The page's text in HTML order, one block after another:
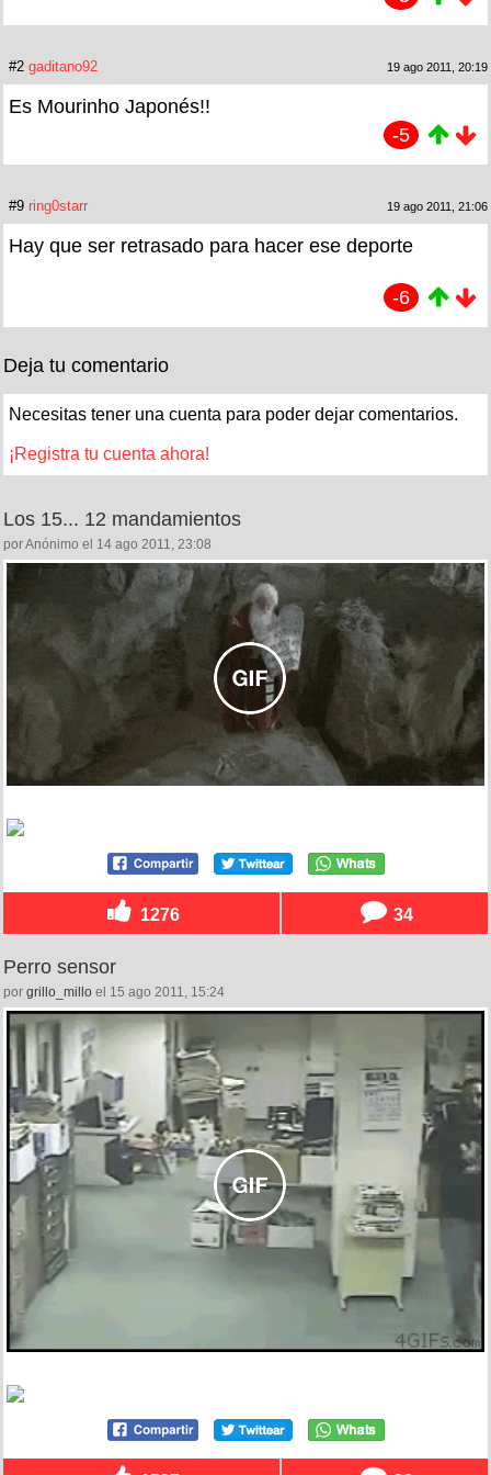
#2 gaditano92 19 ago 2011, 20:19
Es Mourinho Japonés!!
-5
#9 ring0starr 19 ago 2011, 21:06
Hay que ser retrasado para hacer ese deporte
-6
Deja tu comentario
Necesitas tener una cuenta para poder dejar comentarios.
¡Registra tu cuenta ahora!
Los 15... 12 mandamientos
por Anónimo el 14 ago 2011, 23:08
1276 34
Perro sensor
por grillo_millo el 15 ago 2011, 15:24